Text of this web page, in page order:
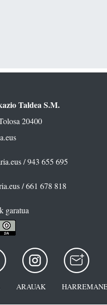
Taldea S.M.
20400
/ 943 655 695
/ 661 678 818
garatua
ARAUAK